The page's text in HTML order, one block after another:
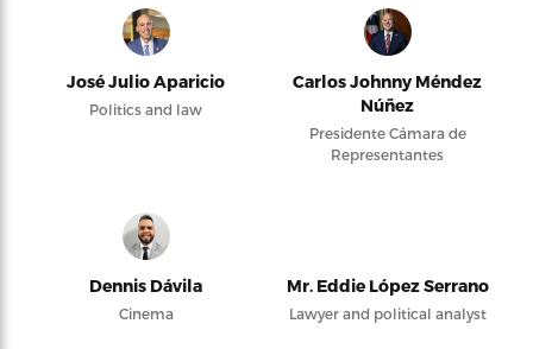
José Julio Aparicio
Politics and law
Carlos Johnny Méndez
Núñez
Presidente Cámara de
Representantes
Dennis Dávila
Cinema
Mr. Eddie López Serrano
Lawyer and political analyst